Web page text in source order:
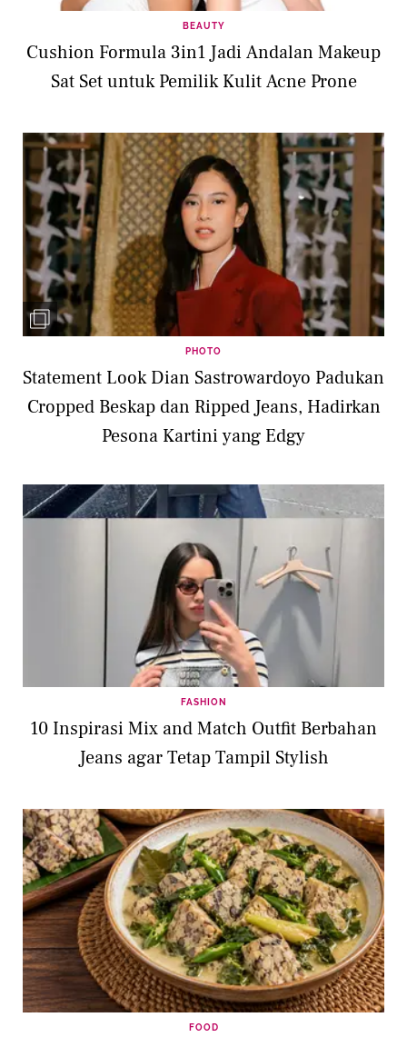
BEAUTY
Cushion Formula 3in1 Jadi Andalan Makeup
Sat Set untuk Pemilik Kulit Acne Prone
PHOTO
Statement Look Dian Sastrowardoyo Padukan
Cropped Beskap dan Ripped Jeans, Hadirkan
Pesona Kartini yang Edgy
FASHION
10 Inspirasi Mix and Match Outfit Berbahan
Jeans agar Tetap Tampil Stylish
FOOD